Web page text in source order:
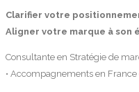
Clarifier votre
Aligner votre marque à son
Consultante en Stratégie de
• Accompagnements en France